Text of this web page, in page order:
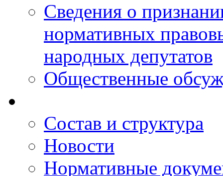
Сведения о
нормативных
народных депутатов
Общественные
Состав и структура
Новости
Нормативные